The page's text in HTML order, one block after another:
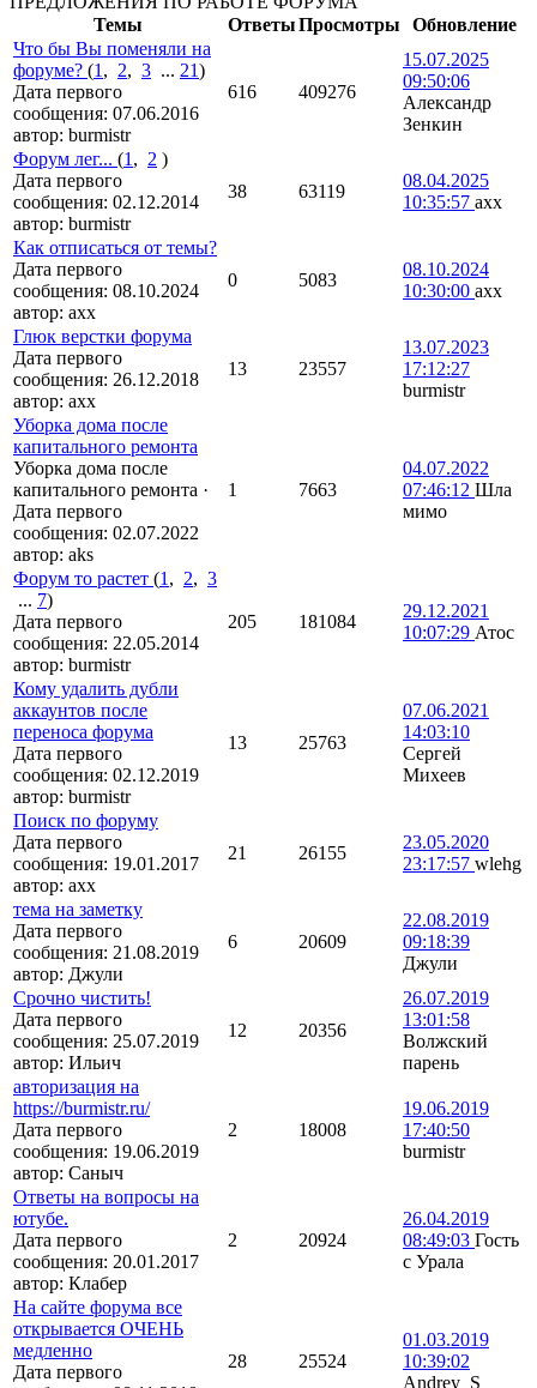
Темы
ОтветыПросмотры
Обновление
Что бы Вы поменяли на
форуме? (1 , 2, 3 ... 21)
Дата первого
сообщения: 07.06.2016
автор: burmistr
616 409276
15.07.2025
09:50:06
Александр
Зенкин
Форум лег... (1 , 2 )
Дата первого
сообщения: 02.12.2014
автор: burmistr
38 63119
08.04.2025
10:35:57 axx
Как отписаться от темы?
Дата первого
сообщения: 08.10.2024
автор: axx
0 5083
08.10.2024
10:30:00 axx
Глюк верстки форума
Дата первого
сообщения: 26.12.2018
автор: axx
13 23557
13.07.2023
17:12:27
burmistr
Уборка дома после
капитального ремонта
Уборка дома после
капитального ремонта ·
Дата первого
сообщения: 02.07.2022
автор: aks
1 7663
04.07.2022
07:46:12 Шла
мимо
Форум то растет (1 , 2, 3
... 7)
Дата первого
сообщения: 22.05.2014
автор: burmistr
205 181084
29.12.2021
10:07:29 Атос
Кому удалить дубли
аккаунтов после
переноса форума
Дата первого
сообщения: 02.12.2019
автор: burmistr
13 25763
07.06.2021
14:03:10
Сергей
Михеев
Поиск по форуму
Дата первого
сообщения: 19.01.2017
автор: axx
21 26155
23.05.2020
23:17:57 wlehg
тема на заметку
Дата первого
сообщения: 21.08.2019
автор: Джули
6 20609
22.08.2019
09:18:39
Джули
Срочно чистить!
Дата первого
сообщения: 25.07.2019
автор: Ильич
12 20356
26.07.2019
13:01:58
Волжский
парень
авторизация на
https://burmistr.ru/
Дата первого
сообщения: 19.06.2019
автор: Саныч
2 18008
19.06.2019
17:40:50
burmistr
Ответы на вопросы на
ютубе.
Дата первого
сообщения: 20.01.2017
автор: Клабер
2 20924
26.04.2019
08:49:03 Гость
с Урала
На сайте форума все
открывается ОЧЕНЬ
медленно
Дата первого
28 25524
01.03.2019
10:39:02
Andrey_S